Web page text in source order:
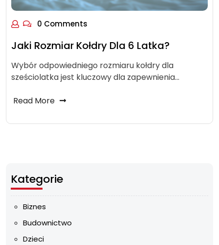
0 Comments
Jaki Rozmiar Kołdry Dla 6 Latka?
Wybór odpowiedniego rozmiaru kołdry dla
sześciolatka jest kluczowy dla zapewnienia…
Read More
Kategorie
Biznes
Budownictwo
Dzieci